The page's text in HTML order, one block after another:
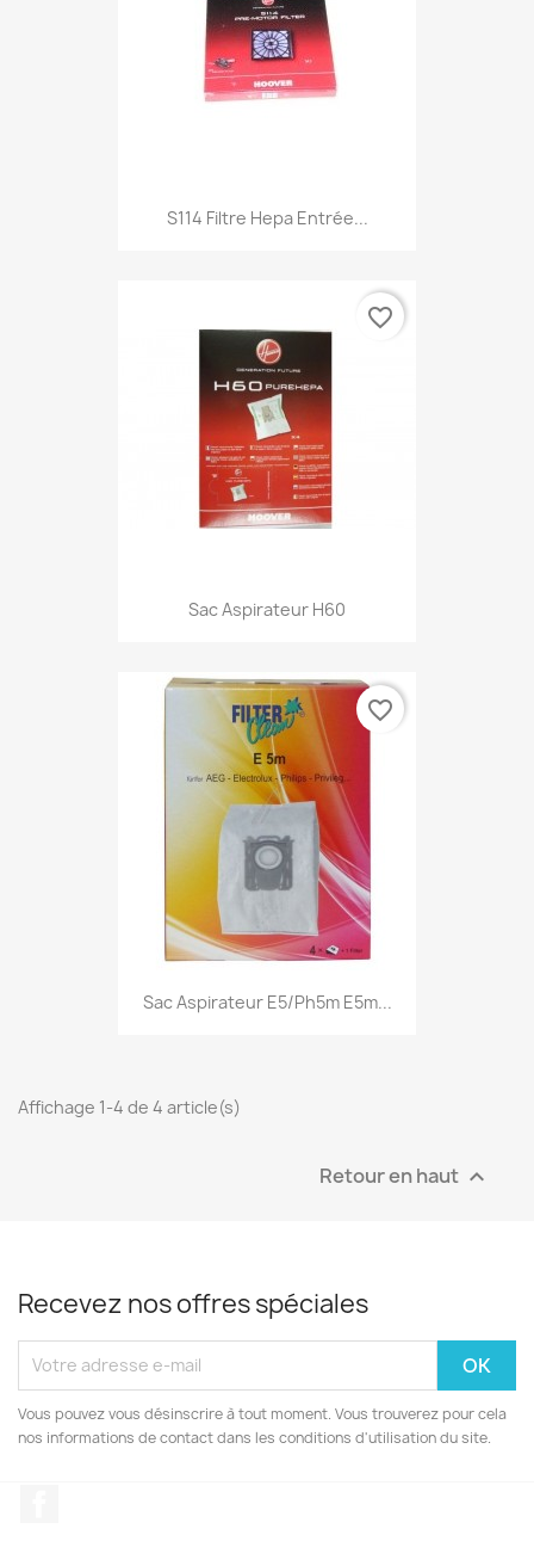
S114 Filtre Hepa Entrée...
Sac Aspirateur H60
favorite_border
Sac Aspirateur E5/ph5m E5m...
favorite_border
Affichage 1-4 de 4 article(s)
Retour en haut 
Recevez nos offres spéciales
Vous pouvez vous désinscrire à tout moment. Vous trouverez pour cela
nos informations de contact dans les conditions d'utilisation du site.